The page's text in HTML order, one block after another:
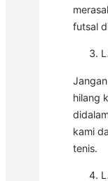
futsal
hilang
kami
tenis.